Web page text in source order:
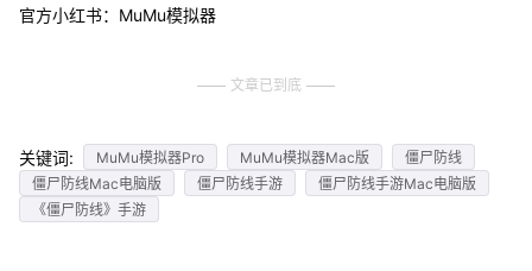
官方小红书：MuMu模拟器
文章已到底
关键词: MuMu模拟器Pro MuMu模拟器Mac版
僵尸防线
僵尸防线Mac电脑版
僵尸防线手游
僵尸防线手游Mac电脑版
《僵尸防线》手游